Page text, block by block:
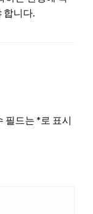
니다.
필드는 *로 표시